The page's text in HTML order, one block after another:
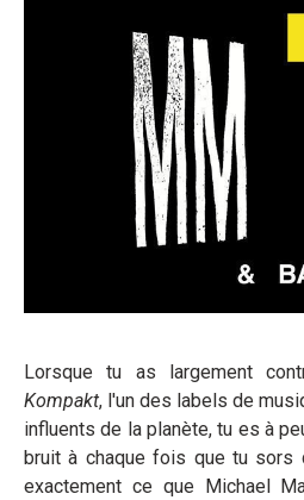
Lorsque tu as largement
Kompakt, l'un des labels de
influents de la planète, tu es à
bruit à chaque fois que tu sors
exactement ce que Michael